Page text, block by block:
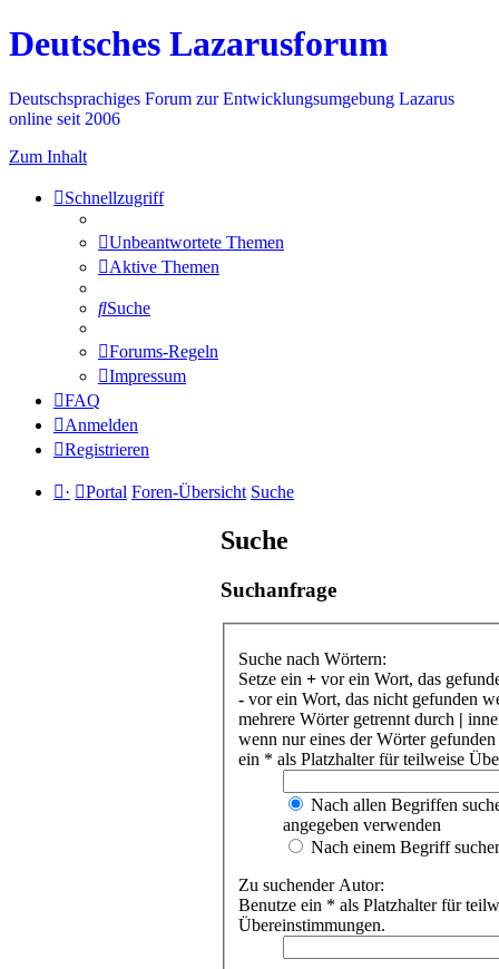
Deutsches Lazarusforum
Deutschsprachiges Forum zur Entwicklungsumgebung Lazarus
online seit 2006
Zum Inhalt
Schnellzugriff
Unbeantwortete Themen
Aktive Themen
Suche
Forums-Regeln
Impressum
FAQ
Anmelden
Registrieren
· Portal Foren-Übersicht Suche
Suche
Suchanfrage
Suche nach Wörtern:
Setze ein + vor ein Wort, das
- vor ein Wort, das nicht gefunden
mehrere Wörter getrennt durch |
wenn nur eines der Wörter
ein * als Platzhalter für teilweise
Nach allen Begriffen
angegeben verwenden
Nach einem Begriff
Zu suchender Autor:
Benutze ein * als Platzhalter für
Übereinstimmungen.